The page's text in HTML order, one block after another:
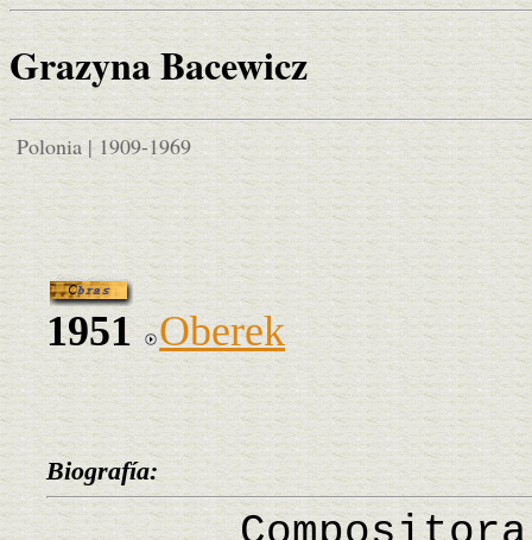
Grazyna Bacewicz
Polonia | 1909-1969
1951 Oberek
Biografía: